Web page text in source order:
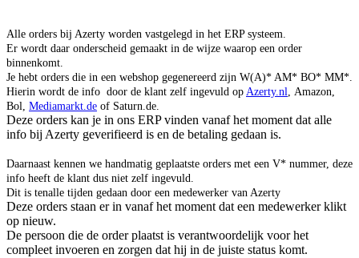
Alle orders bij Azerty worden vastgelegd in het ERP systeem.
Er wordt daar onderscheid gemaakt in de wijze waarop een order
binnenkomt.
Je hebt orders die in een webshop gegenereerd zijn W(A)* AM* BO* MM*.
Hierin wordt de info door de klant zelf ingevuld op Azerty.nl, Amazon,
Bol, Mediamarkt.de of Saturn.de.
Deze orders kan je in ons ERP vinden vanaf het moment dat alle
info bij Azerty geverifieerd is en de betaling gedaan is.
Daarnaast kennen we handmatig geplaatste orders met een V* nummer, deze
info heeft de klant dus niet zelf ingevuld.
Dit is tenalle tijden gedaan door een medewerker van Azerty
Deze orders staan er in vanaf het moment dat een medewerker klikt
op nieuw.
De persoon die de order plaatst is verantwoordelijk voor het
compleet invoeren en zorgen dat hij in de juiste status komt.